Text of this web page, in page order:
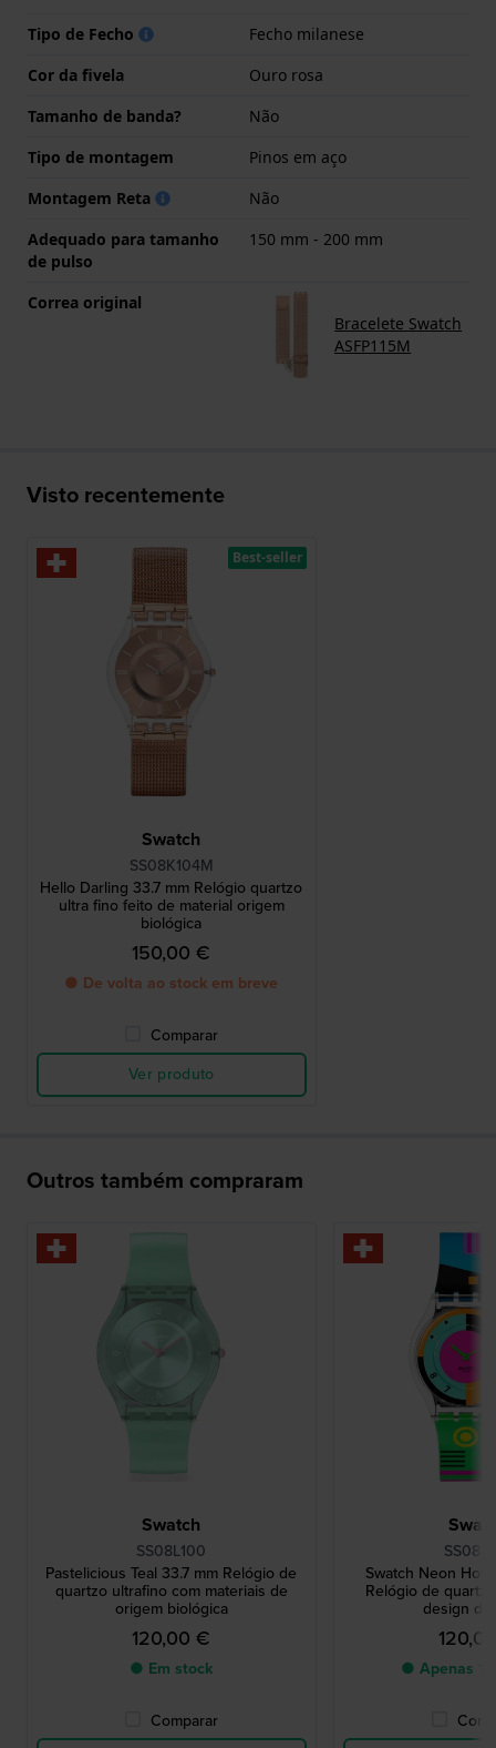
Tipo de Fecho
Fecho milanese
Cor da fivela
Ouro rosa
Tamanho de banda?
Não
Tipo de montagem
Pinos em aço
Montagem Reta
Não
Adequado para tamanho
de pulso
150 mm - 200 mm
Correa original
Bracelete Swatch
ASFP115M
Visto recentemente
Swatch
SS08K104M
Hello Darling 33.7 mm Relógio quartzo
ultra fino feito de material origem
biológica
150,00 €
● De volta ao stock em breve
Comparar
Ver produto
Best-seller
Outros também compraram
Swatch
SS08L100
Pastelicious Teal 33.7 mm Relógio de
quartzo ultrafino com materiais de
origem biológica
120,00 €
● Em stock
Comparar
Swatch Neon Hot
Relógio de
design
● Apenas 1